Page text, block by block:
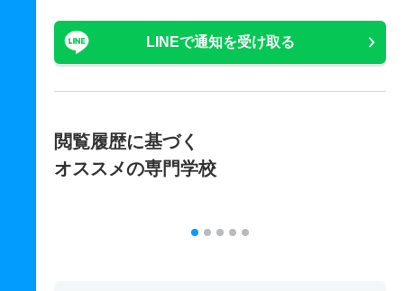
LINEで通知を受け取る
閲覧履歴に基づく
オススメの専門学校